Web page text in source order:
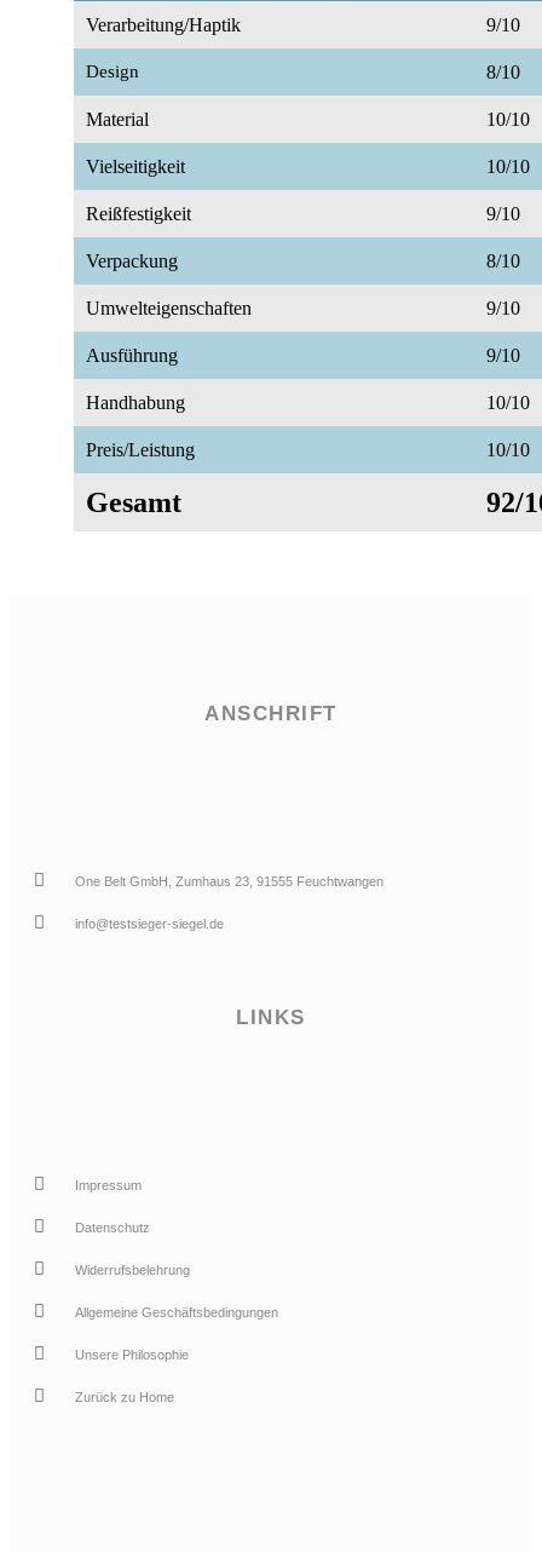
Verarbeitung/Haptik 9/10
Design 8/10
Material 10/10
Vielseitigkeit 10/10
Reißfestigkeit 9/10
Verpackung 8/10
Umwelteigenschaften 9/10
Ausführung 9/10
Handhabung 10/10
Preis/Leistung 10/10
Gesamt 92/
ANSCHRIFT
One Belt GmbH, Zumhaus 23, 91555 Feuchtwangen
info@testsieger-siegel.de
LINKS
Impressum
Datenschutz
Widerrufsbelehrung
Allgemeine Geschäftsbedingungen
Unsere Philosophie
Zurück zu Home